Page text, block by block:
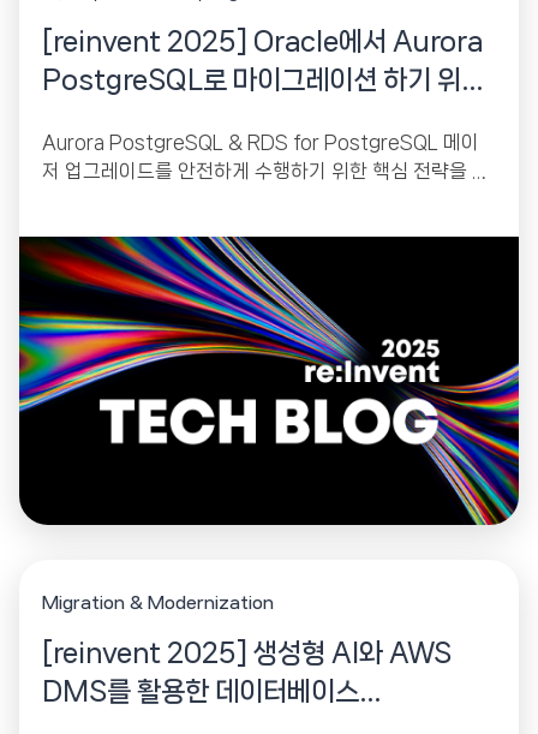
[reinvent 2025] Oracle에서 Aurora
PostgreSQL로 마이그레이션 하기 위한
Aurora PostgreSQL & RDS for PostgreSQL 메이
저 업그레이드를 안전하게 수행하기 위한 핵심 전략을 소
Migration & Modernization
[reinvent 2025] 생성형 AI와 AWS
DMS를 활용한 데이터베이스